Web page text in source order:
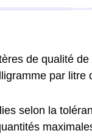
de qualité
par litre
selon la